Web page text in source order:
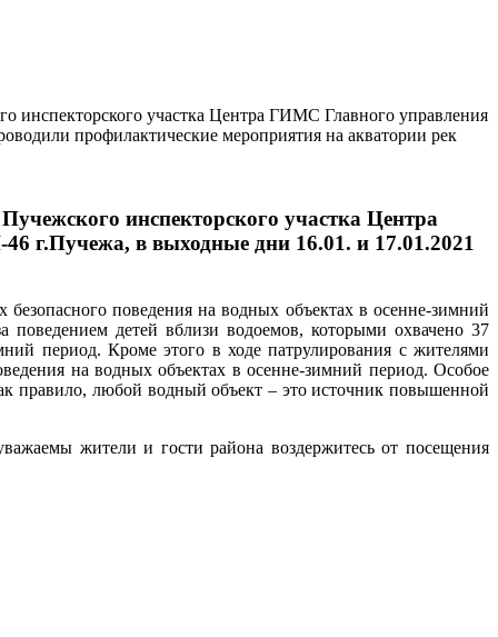
инспекторского участка Центра ГИМС Главного управления
профилактические мероприятия на акватории рек
инспекторского участка Центра
г.Пучежа, в выходные дни 16.01. и 17.01.2021
поведения на водных объектах в осенне-зимний
детей вблизи водоемов, которыми охвачено 37
период. Кроме этого в ходе патрулирования с жителями
на водных объектах в осенне-зимний период. Особое
правило, любой водный объект – это источник повышенной
жители и гости района воздержитесь от посещения